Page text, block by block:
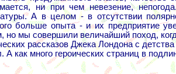
ни при чем невезение,
А в целом - в отсутствии
больше опыта - и их предприятие
но мы совершили величайший поход,
рассказов Джека Лондона с
как много героических страниц в